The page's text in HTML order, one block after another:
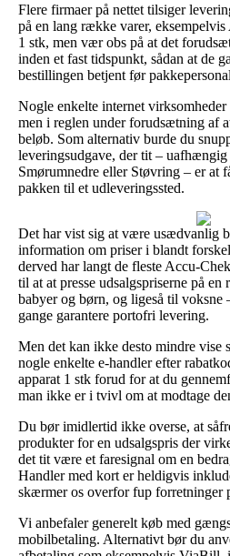
Flere firmaer på nettet tilsiger
på en lang række varer,
1 stk, men vær obs på at det
inden et fast tidspunkt, sådan at de
bestillingen betjent før
Nogle enkelte internet
men i reglen under forudsætning af
beløb. Som alternativ burde du
leveringsudgave, der tit –
Smørumnedre eller Støvring – er at
pakken til et udleveringssted.
Det har vist sig at være usædvanlig
information om priser i blandt
derved har langt de fleste Accu-
til at at presse udsalgspriserne på
babyer og børn, og ligeså til voksne
gange garantere portofri levering.
Men det kan ikke desto mindre vise
nogle enkelte e-handler efter
apparat 1 stk forud for at du
man ikke er i tvivl om at modtage
Du bør imidlertid ikke overse, at
produkter for en udsalgspris der
det tit være et faresignal om en
Handler med kort er heldigvis
skærmer os overfor fup forretninger
Vi anbefaler generelt køb med
mobilbetaling. Alternativt bør du